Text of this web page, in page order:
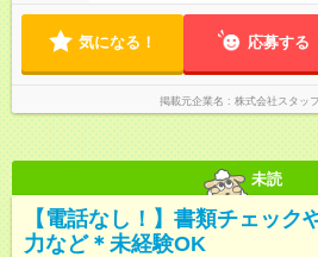
気になる！ 応募する
掲載元企業名 株式会社スタッ
未読
【電話なし！】書類チェック
力など＊未経験OK